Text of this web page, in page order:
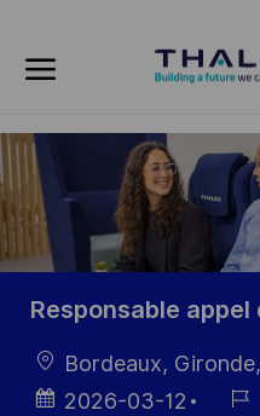
-
Responsable
LocationBordeaux,
Posted2026-03-12
Job